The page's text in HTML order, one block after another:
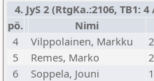
4. JyS 2 (RtgKa.:2106, TB1: 4
pö.
Nimi
4
Vilppolainen, Markku
5
Remes, Marko
6
Soppela, Jouni